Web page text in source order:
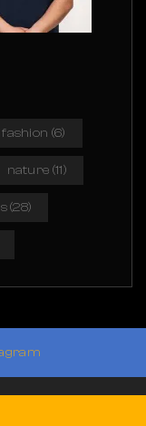
fashion (6)
nature (11)
(28)